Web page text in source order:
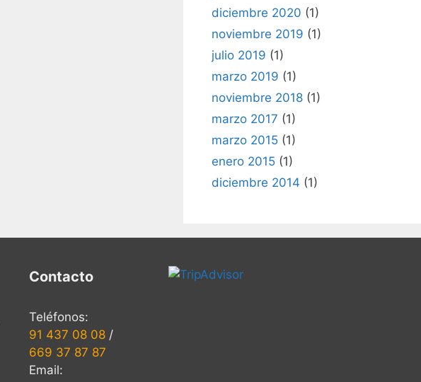
diciembre 2020 (1)
noviembre 2019 (1)
julio 2019 (1)
marzo 2019 (1)
noviembre 2018 (1)
marzo 2017 (1)
marzo 2015 (1)
enero 2015 (1)
diciembre 2014 (1)
Contacto
Teléfonos:
91 437 08 08 /
669 37 87 87
Email: